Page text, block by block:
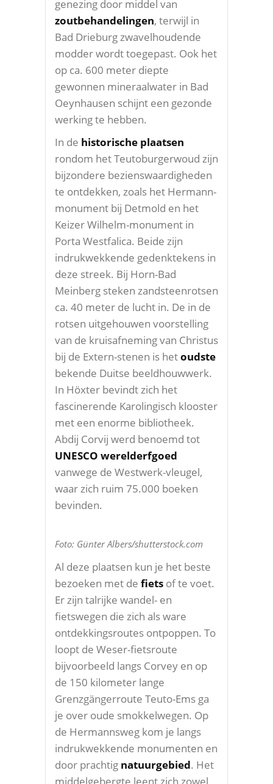
genezing door middel van
zoutbehandelingen, terwijl in
Bad Drieburg zwavelhoudende
modder wordt toegepast. Ook het
op ca. 600 meter diepte
gewonnen mineraalwater in Bad
Oeynhausen schijnt een gezonde
werking te hebben.
In de historische plaatsen
rondom het Teutoburgerwoud zijn
bijzondere bezienswaardigheden
te ontdekken, zoals het Hermann-
monument bij Detmold en het
Keizer Wilhelm-monument in
Porta Westfalica. Beide zijn
indrukwekkende gedenktekens in
deze streek. Bij Horn-Bad
Meinberg steken zandsteenrotsen
ca. 40 meter de lucht in. De in de
rotsen uitgehouwen voorstelling
van de kruisafneming van Christus
bij de Extern-stenen is hetoudste
bekende Duitse beeldhouwwerk.
In Höxter bevindt zich het
fascinerende Karolingisch klooster
met een enorme bibliotheek.
Abdij Corvij werd benoemd tot
UNESCO werelderfgoed
vanwege de Westwerk-vleugel,
waar zich ruim 75.000 boeken
bevinden.
Foto: Günter Albers/shutterstock.com
Al deze plaatsen kun je het beste
bezoeken met de fiets of te voet.
Er zijn talrijke wandel- en
fietswegen die zich als ware
ontdekkingsroutes ontpoppen. To
loopt de Weser-fietsroute
bijvoorbeeld langs Corvey en op
de 150 kilometer lange
Grenzgängerroute Teuto-Ems ga
je over oude smokkelwegen. Op
de Hermannsweg kom je langs
indrukwekkende monumenten en
door prachtig natuurgebied. Het